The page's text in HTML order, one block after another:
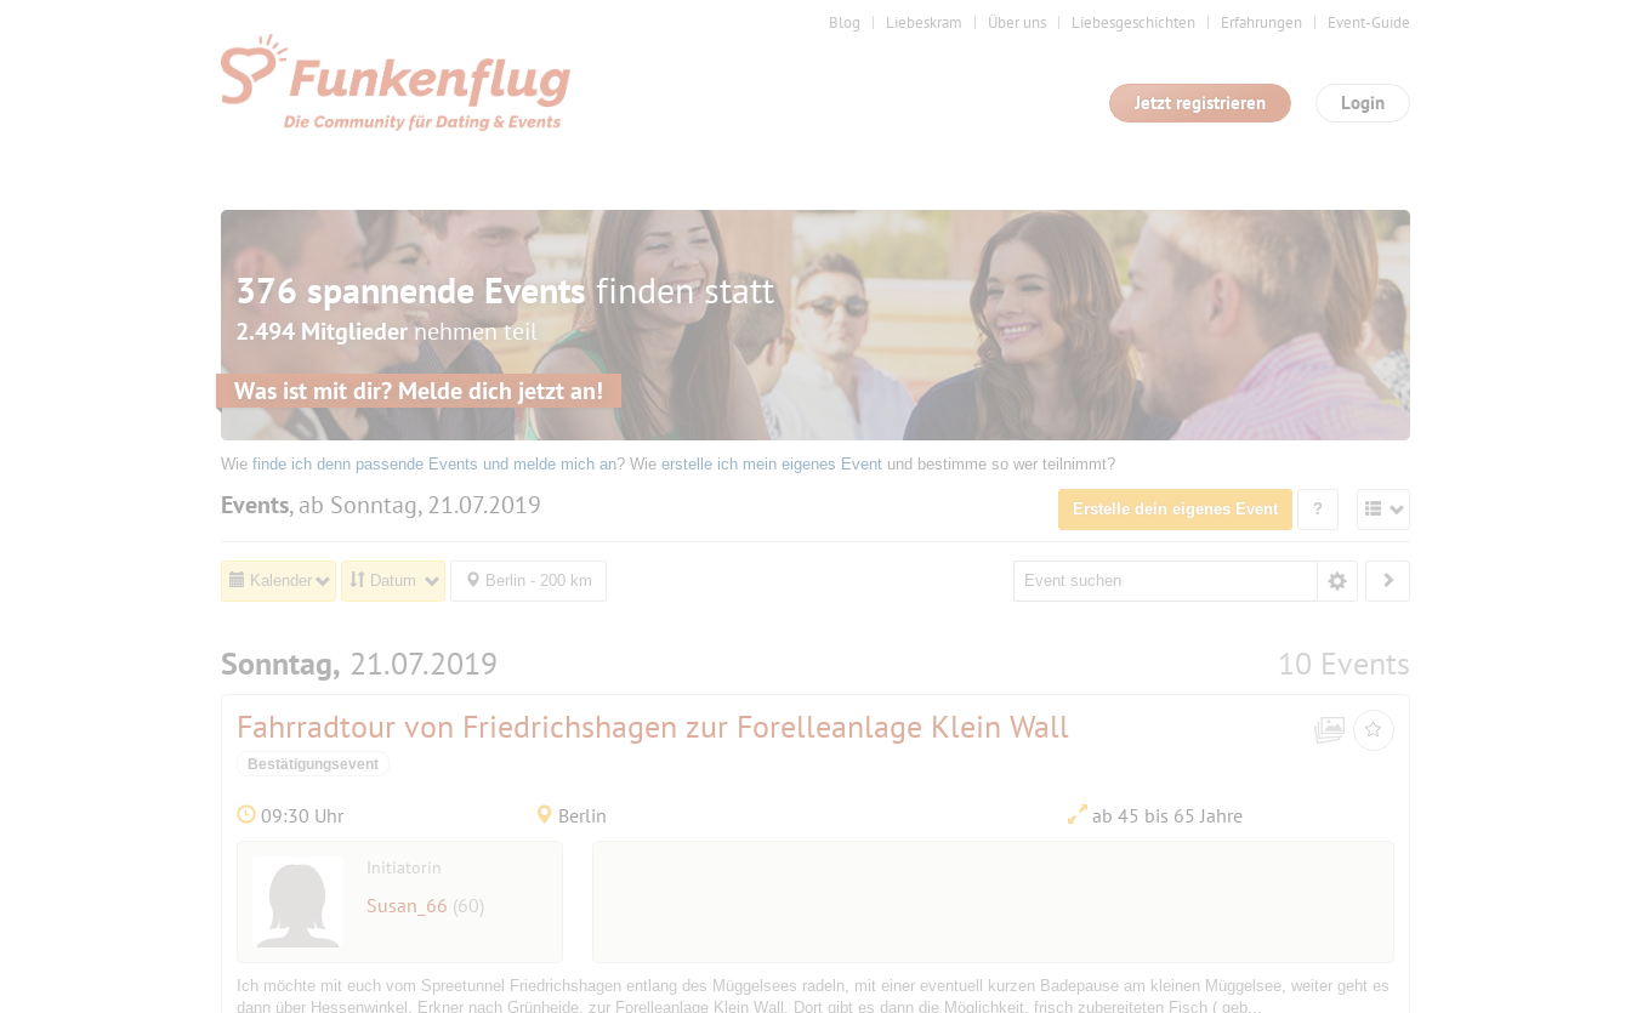
Blog Liebeskram Über uns Liebesgeschichten Erfahrungen Event-Guide
Login
Jetzt registrieren
376 spannende Eventsfinden statt
2.494 Mitgliedernehmen teil
Was ist mit dir? Melde dich jetzt an!
Wie finde ich denn passende Events und melde mich an? Wie erstelle ich mein eigenes Event und bestimme so wer teilnimmt?
Events, ab Sonntag, 21.07.2019 Erstelle dein eigenes Event ?
Kalender Datum Berlin - 200 km
Sonntag, 21.07.2019
10 Events
Fahrradtour von Friedrichshagen zur Forelleanlage Klein Wall
Bestätigungsevent
09:30 Uhr Berlin ab 45 bis 65 Jahre
Initiatorin
Susan_66 (60)
Ich möchte mit euch vom Spreetunnel Friedrichshagen entlang des Müggelsees radeln, mit einer eventuell kurzen Badepause am kleinen Müggelsee, weiter geht es
dann über Hessenwinkel, Erkner nach Grünheide, zur Forelleanlage Klein Wall. Dort gibt es dann die Möglichkeit, frisch zubereiteten Fisch ( geb...